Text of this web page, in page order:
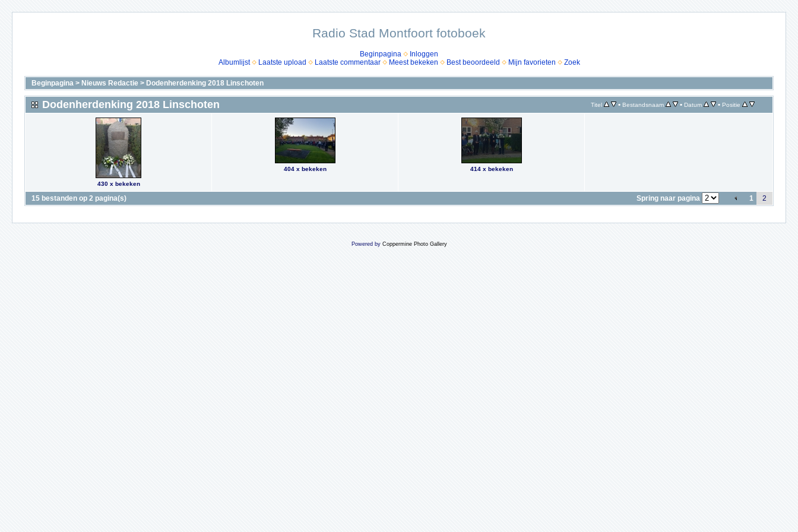
Radio Stad Montfoort fotoboek
Beginpagina
Inloggen
Albumlijst
Laatste upload Laatste commentaar Meest bekeken Best beoordeeld Mijn favorieten Zoek
Beginpagina > Nieuws Redactie > Dodenherdenking 2018 Linschoten
Dodenherdenking 2018 Linschoten Titel • Bestandsnaam • Datum • Positie
430 x bekeken
404 x bekeken 414 x bekeken
15 bestanden op 2 pagina(s) Spring naar pagina 1 2
Powered by Coppermine Photo Gallery